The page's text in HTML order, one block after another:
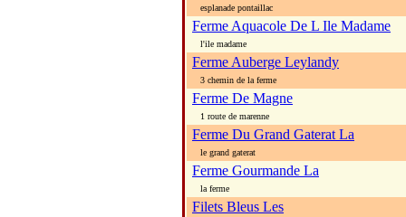
esplanade pontaillac
Ferme Aquacole De L Ile Madame
l'ile madame
Ferme Auberge Leylandy
3 chemin de la ferme
Ferme De Magne
1 route de marenne
Ferme Du Grand Gaterat La
le grand gaterat
Ferme Gourmande La
la ferme
Filets Bleus Les